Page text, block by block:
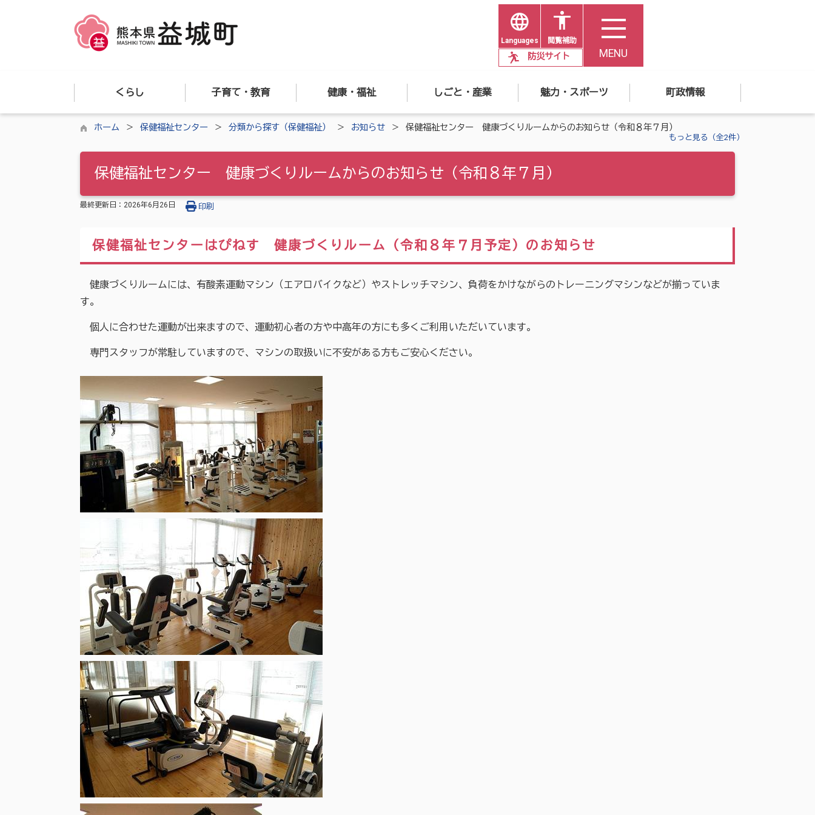
Languages 閲覧補助
防災サイト MENU
くらし 子育て・教育 健康・福祉 しごと・産業 魅力・スポーツ 町政情報
ホーム 保健福祉センター 分類から探す（保健福祉） お知らせ 保健福祉センター 健康づくりルームからのお知らせ（令和８年７月）
もっと見る（全2件）
保健福祉センター 健康づくりルームからのお知らせ（令和８年７月）
最終更新日： 2026年6月26日 印刷
保健福祉センターはぴねす 健康づくりルーム（令和８年７月予定）のお知らせ
健康づくりルームには、有酸素運動マシン（エアロバイクなど）やストレッチマシン、負荷をかけながらのトレーニングマシンなどが揃っていま
す。
個人に合わせた運動が出来ますので、運動初心者の方や中高年の方にも多くご利用いただいています。
専門スタッフが常駐していますので、マシンの取扱いに不安がある方もご安心ください。